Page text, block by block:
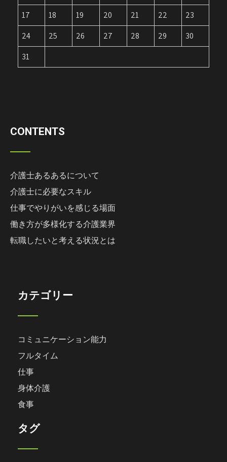
17
18 19 20 21 22
23
24
25 26 27 28 29
30
31
CONTENTS
介護士あるあるについて
介護士に必要なスキル
仕事でやりがいを感じる場面
働き方が多様化する介護業界
転職したいと考える状況とは
カテゴリー
コミュニケーション能力
フルタイム
仕事
身体介護
食事
タグ